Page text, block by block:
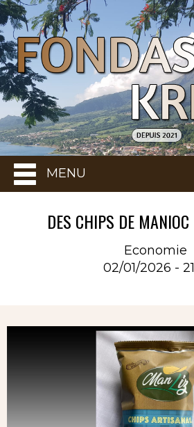
MENU
DES CHIPS DE
Economie
02/01/2026 -